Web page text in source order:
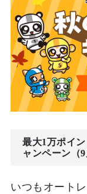
最大1万ポイ
ャンペーン（9
いつもオート